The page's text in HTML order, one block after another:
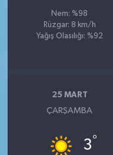
Nem: %98
Rüzgar: 8 km/h
Yağış Olasılığı: %92
25 MART
ÇARŞAMBA
3°